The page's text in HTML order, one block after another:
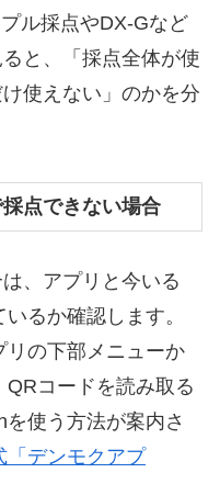
ル採点やDX-Gなど
と、「採点全体が使
使えない」のかを分
点できない場合
、アプリと今いる
るか確認します。
リの下部メニューか
コードを読み取る
使う方法が案内さ
「デンモクアプ